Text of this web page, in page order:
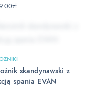
zł
skandynawski z
spania EVAN